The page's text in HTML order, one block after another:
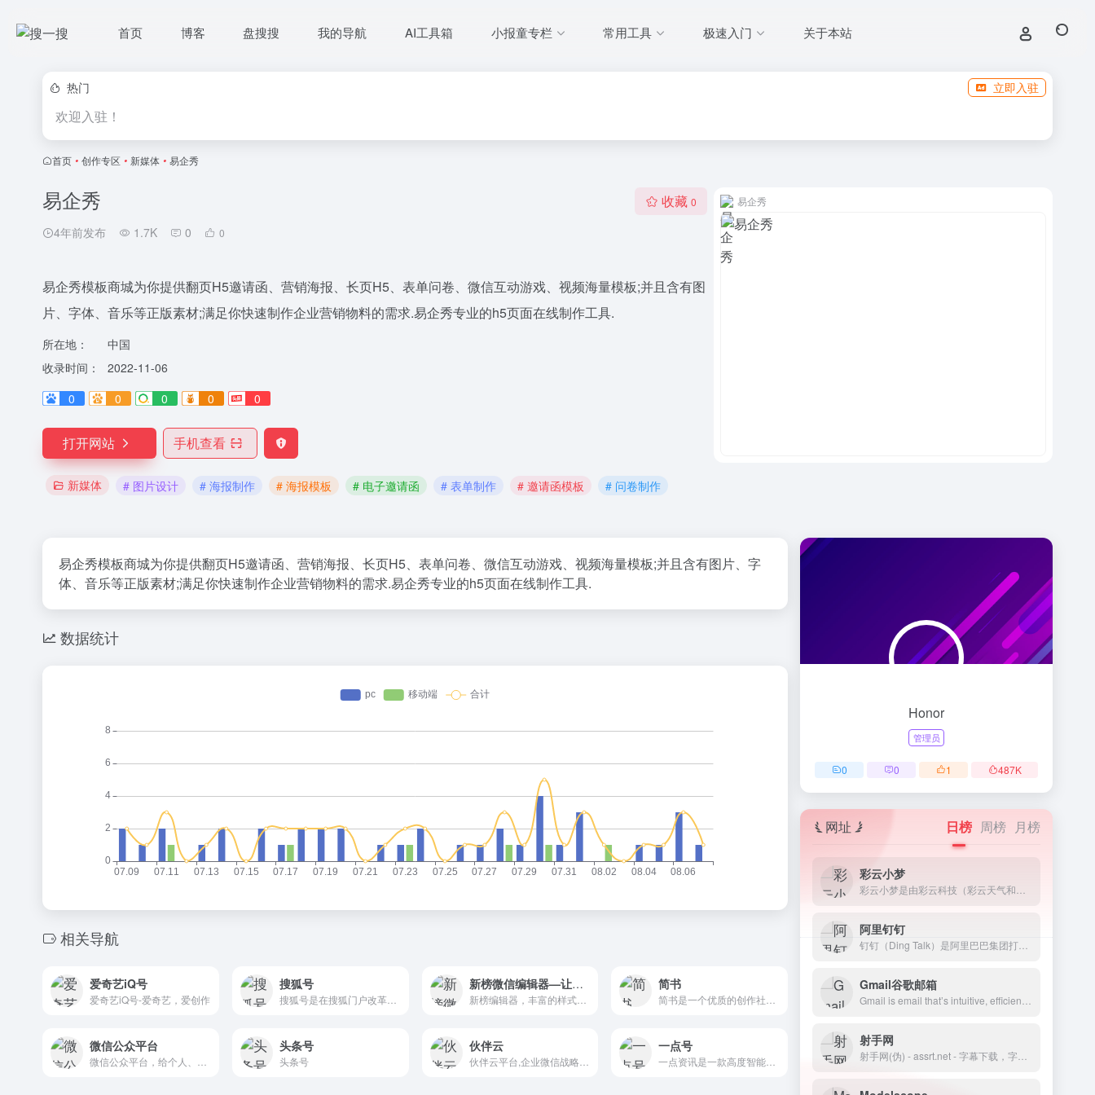
首页 博客 盘搜搜 我的导航 AI工具箱 小报童专栏 常用工具 极速入门 关于本站
热门 立即入驻
欢迎入驻！
首页 • 创作专区 • 新媒体 • 易企秀
易企秀
4年前发布 1.7K 0 0
收藏 0
易企秀模板商城为你提供翻页H5邀请函、营销海报、长页H5、表单问卷、微信互动游戏、视频海量模板;并且含有图
片、字体、音乐等正版素材;满足你快速制作企业营销物料的需求.易企秀专业的h5页面在线制作工具.
所在地：
中国
收录时间：
2022-11-06
0
0 0 0 0
打开网站 手机查看
新媒体 # 图片设计 # 海报制作 # 海报模板 # 电子邀请函 # 表单制作 # 邀请函模板 # 问卷制作
易企秀
易企秀模板商城为你提供翻页H5邀请函、营销海报、长页H5、表单问卷、微信互动游戏、视频海量模板;并且含有图片、字
体、音乐等正版素材;满足你快速制作企业营销物料的需求.易企秀专业的h5页面在线制作工具.
数据统计
相关导航
爱奇艺iQ号
爱奇艺iQ号-爱奇艺，爱创作
搜狐号
搜狐号是在搜狐门户改革背景下全新打造的分类内容的入驻、发布和分发全平台，是集中搜狐网、手机搜狐网和搜狐新闻客户端三端资源大力推广媒体和自媒体优质内容的平台，将不断为入驻的媒体单位和自媒体人提供更好的服务。
新榜微信编辑器—让你的图文编辑生动有趣
新榜编辑器，丰富的样式和模板、海量的在线图片搜索，一键同步多平台，还有大量爆文供你参考。
简书
微信公众平台 头条号
头条号
伙伴云 一点号
Honor
管理员
0 0 1 487K
网址 日榜 周榜 月榜
彩云小梦
阿里钉钉
Gmail谷歌邮箱
射手网